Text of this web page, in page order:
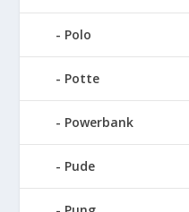
Polo
Potte
Powerbank
Pude